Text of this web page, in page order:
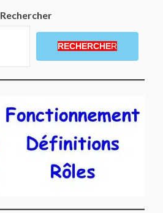
Rechercher
RECHERCHER